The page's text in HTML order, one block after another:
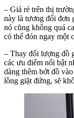
– Giá rẻ trên thị
này là tương đối đơn
nó cũng không quá
có thể đón ngay một
– Thay đổi lượng đồ
các ưu điểm nổi bật
dàng thêm bớt đồ
lồng giặt đứng, sẽ